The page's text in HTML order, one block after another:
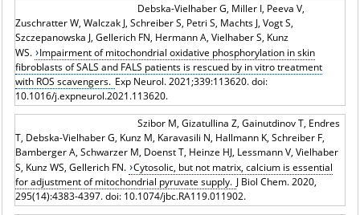
Debska-Vielhaber G, Miller I, Peeva V,
Zuschratter W, Walczak J, Schreiber S, Petri S, Machts J, Vogt S,
Szczepanowska J, Gellerich FN, Hermann A, Vielhaber S, Kunz
WS. Impairment of mitochondrial oxidative phosphorylation in skin
fibroblasts of SALS and FALS patients is rescued by in vitro treatment
with ROS scavengers. Exp Neurol. 2021;339:113620. doi:
10.1016/j.expneurol.2021.113620.
Szibor M, Gizatullina Z, Gainutdinov T, Endres
T, Debska-Vielhaber G, Kunz M, Karavasili N, Hallmann K, Schreiber F,
Bamberger A, Schwarzer M, Doenst T, Heinze HJ, Lessmann V, Vielhaber
S, Kunz WS, Gellerich FN. Cytosolic, but not matrix, calcium is essential
for adjustment of mitochondrial pyruvate supply. J Biol Chem. 2020,
295(14):4383-4397. doi: 10.1074/jbc.RA119.011902.